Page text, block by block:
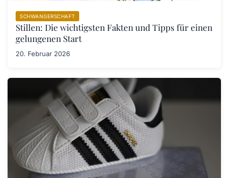
SCHWANGERSCHAFT
Stillen: Die wichtigsten Fakten und Tipps für einen
gelungenen Start
20. Februar 2026